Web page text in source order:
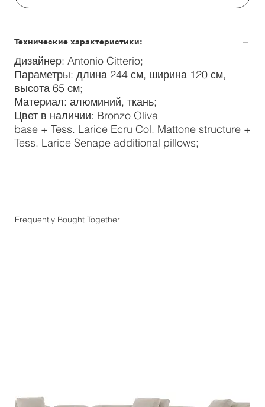
Технические характеристики:
Дизайнер: Antonio Citterio;
Параметры: длина 244 см, ширина 120 см,
высота 65 см;
Материал: алюминий, ткань;
Цвет в наличии: Bronzo Oliva
base + Tess. Larice Ecru Col. Mattone structure +
Tess. Larice Senape additional pillows;
Frequently Bought Together